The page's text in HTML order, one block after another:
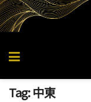
Tag:中東